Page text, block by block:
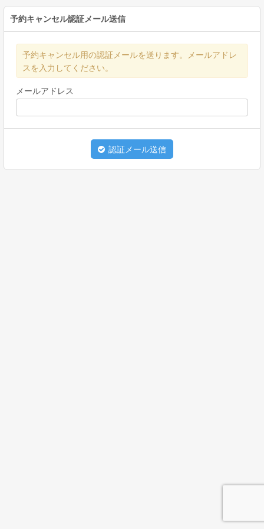
予約キャンセル認証メール送信
予約キャンセル用の認証メールを送ります。メールアドレ
スを入力してください。
メールアドレス
認証メール送信